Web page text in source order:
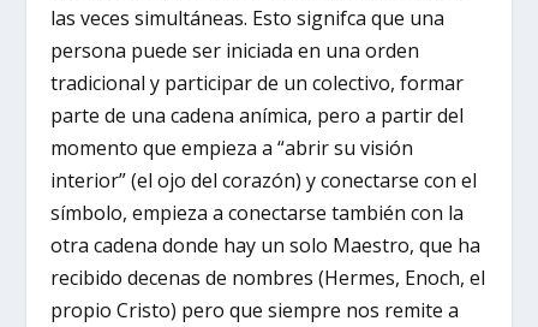
las veces simultáneas. Esto signifca que una
persona puede ser iniciada en una orden
tradicional y participar de un colectivo, formar
parte de una cadena anímica, pero a partir del
momento que empieza a “abrir su visión
interior” (el ojo del corazón) y conectarse con el
símbolo, empieza a conectarse también con la
otra cadena donde hay un solo Maestro, que ha
recibido decenas de nombres (Hermes, Enoch, el
propio Cristo) pero que siempre nos remite a